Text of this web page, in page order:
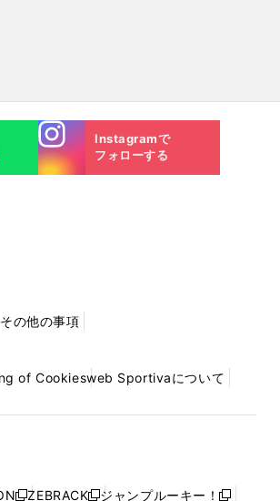
Instagra
m
Instagramで
フォローする
の他の事項
of Cookiesweb Sportivaについて
ZEBRACK ジャンプルーキー！